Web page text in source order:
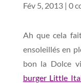
Fév 5, 2013| 0
Ah que cela
ensoleillés en
bon la Dolce
burger Little